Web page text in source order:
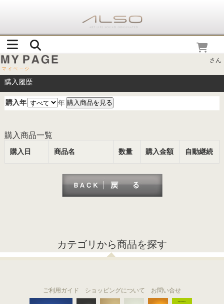
さん
購入履歴
購入年 年
購入商品一覧
購入日 商品名 数量 購入金額 自動継続
カテゴリから商品を探す
ご利用ガイド ショッピングについて お問い合せ